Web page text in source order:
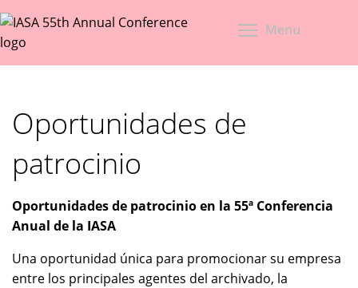
Skip
to
main
content
Menu
Oportunidades de
patrocinio
Oportunidades de patrocinio en la 55ª Conferencia
Anual de la IASA
Una oportunidad única para promocionar su empresa
entre los principales agentes del archivado, la